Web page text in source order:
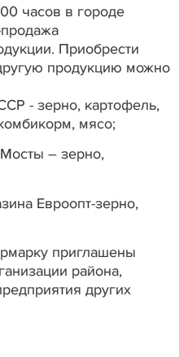
часов в городе
Приобрести
продукцию можно
- зерно, картофель,
мясо;
– зерно,
Евроопт-зерно,
приглашены
района,
других